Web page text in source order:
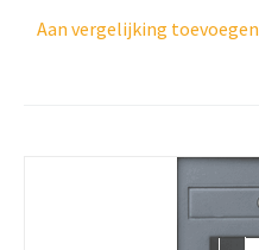
Aan vergelijking toevoegen